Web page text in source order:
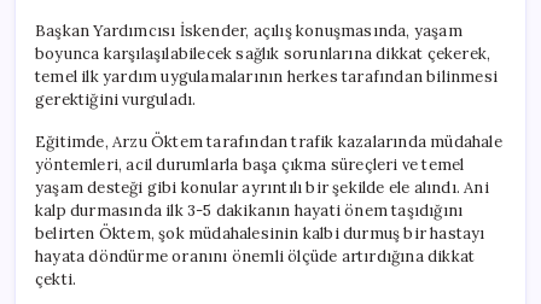
Başkan Yardımcısı İskender, açılış konuşmasında, yaşam
boyunca karşılaşılabilecek sağlık sorunlarına dikkat çekerek,
temel ilk yardım uygulamalarının herkes tarafından bilinmesi
gerektiğini vurguladı.
Eğitimde, Arzu Öktem tarafından trafik kazalarında müdahale
yöntemleri, acil durumlarla başa çıkma süreçleri ve temel
yaşam desteği gibi konular ayrıntılı bir şekilde ele alındı. Ani
kalp durmasında ilk 3-5 dakikanın hayati önem taşıdığını
belirten Öktem, şok müdahalesinin kalbi durmuş bir hastayı
hayata döndürme oranını önemli ölçüde artırdığına dikkat
çekti.